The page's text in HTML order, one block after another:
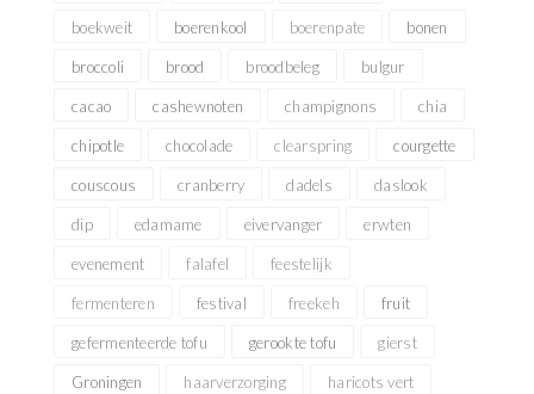
boekweit boerenkool boerenpate bonen
broccoli brood broodbeleg bulgur
cacao cashewnoten champignons chia
chipotle chocolade clearspring courgette
couscous cranberry dadels daslook
dip edamame eivervanger erwten
evenement falafel feestelijk
fermenteren festival freekeh fruit
gefermenteerde tofu gerookte tofu gierst
Groningen haarverzorging haricots vert